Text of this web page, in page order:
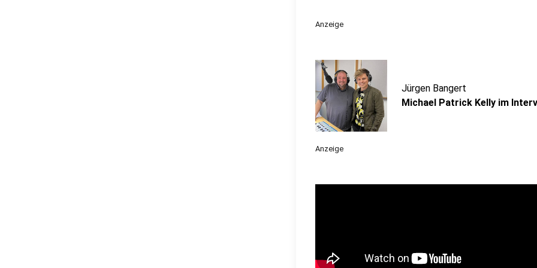
Anzeige
Jürgen Bangert
Michael Patrick Kelly im
Anzeige